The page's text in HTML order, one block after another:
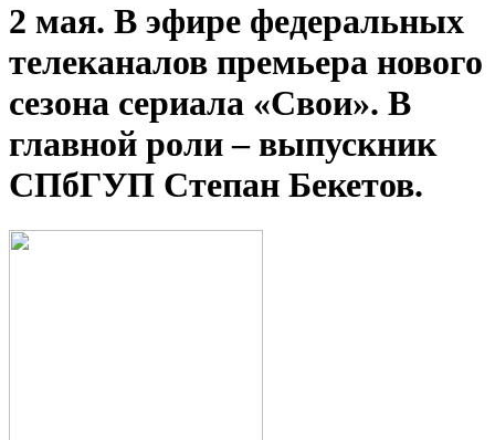
2 мая. В эфире федеральных
телеканалов премьера нового
сезона сериала «Свои». В
главной роли – выпускник
СПбГУП Степан Бекетов.